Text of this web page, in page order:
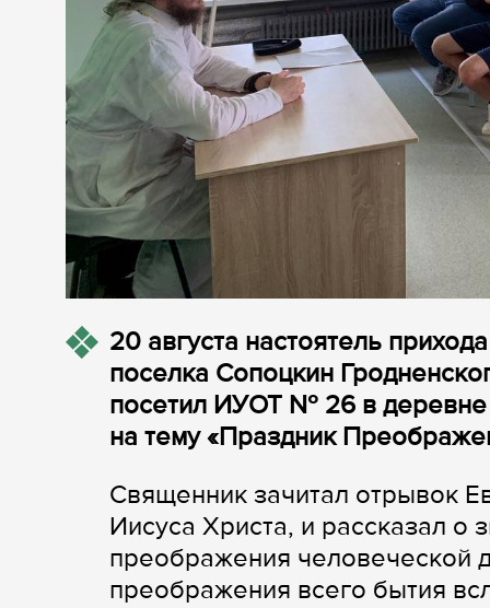
20 августа настоятель
поселка Сопоцкин
посетил ИУОТ № 26 в деревне
на тему «Праздник
Священник зачитал отрывок
Иисуса Христа, и рассказал о
преображения человеческой
преображения всего бытия